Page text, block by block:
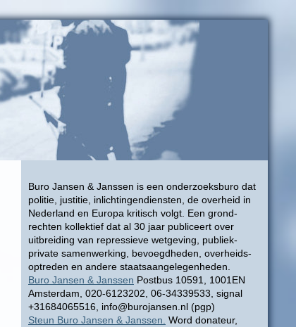
Buro Jansen & Janssen is een onderzoeksburo dat
politie, justitie, inlichtingendiensten, de overheid in
Nederland en Europa kritisch volgt. Een grond-
rechten kollektief dat al 30 jaar publiceert over
uitbreiding van repressieve wetgeving, publiek-
private samenwerking, bevoegdheden, overheids-
optreden en andere staatsaangelegenheden.
Buro Jansen & Janssen Postbus 10591, 1001EN
Amsterdam, 020-6123202, 06-34339533, signal
+31684065516, info@burojansen.nl (pgp)
Steun Buro Jansen & Janssen. Word donateur,